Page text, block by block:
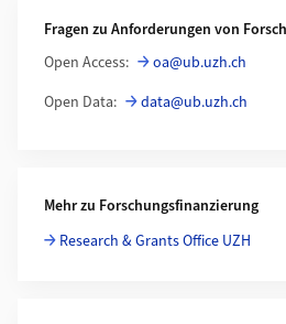
Fragen zu Anforderungen von
Open Access:
oa@ub.uzh.ch
Open Data:
data@ub.uzh.ch
Mehr zu Forschungsfinanzierung
Research & Grants Office UZH